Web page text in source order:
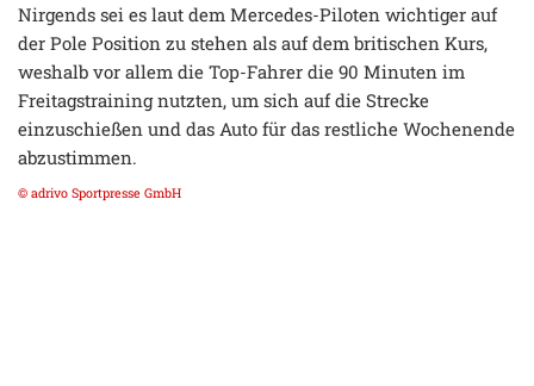
Nirgends sei es laut dem Mercedes-Piloten wichtiger auf
der Pole Position zu stehen als auf dem britischen Kurs,
weshalb vor allem die Top-Fahrer die 90 Minuten im
Freitagstraining nutzten, um sich auf die Strecke
einzuschießen und das Auto für das restliche Wochenende
abzustimmen.
© adrivo Sportpresse GmbH